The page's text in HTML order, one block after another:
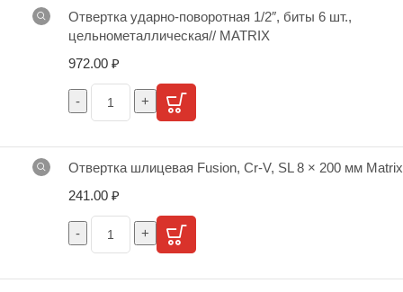
Отвертка ударно-поворотная 1/2″, биты 6 шт.,
цельнометаллическая// MATRIX
972.00 ₽
Отвертка шлицевая Fusion, Cr-V, SL 8 × 200 мм Matrix
241.00 ₽